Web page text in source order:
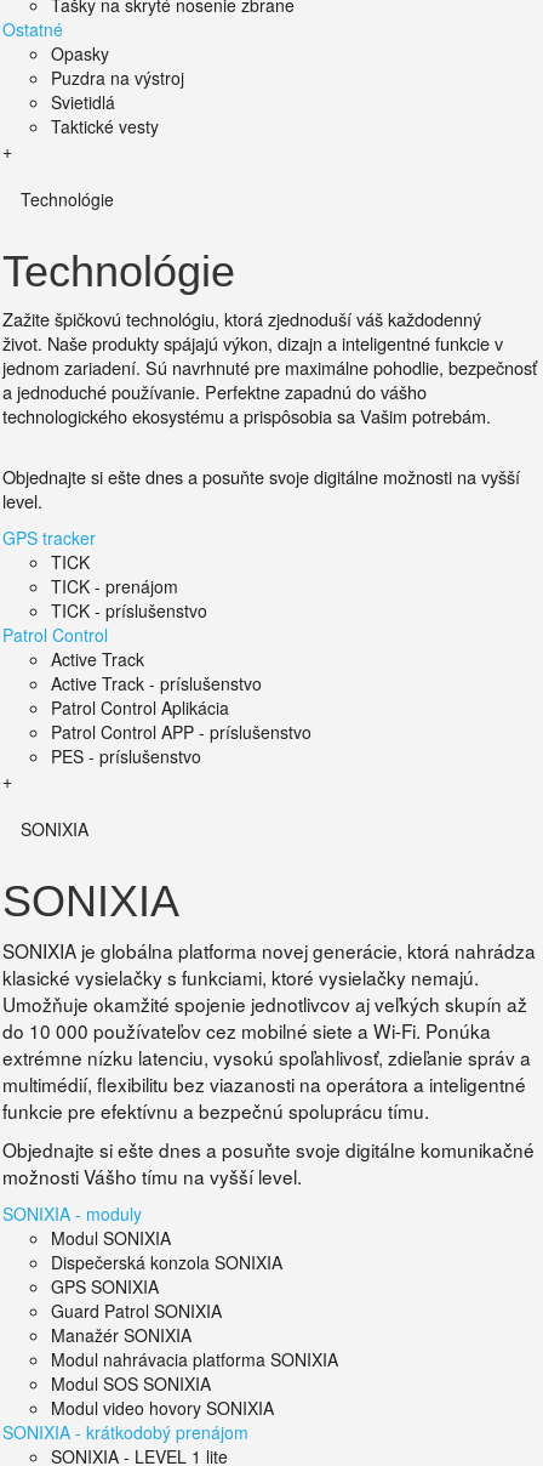
Tašky na skryté nosenie zbrane
Ostatné
Opasky
Puzdra na výstroj
Svietidlá
Taktické vesty
+
Technológie
Technológie
Zažite špičkovú technológiu, ktorá zjednoduší váš každodenný
život. Naše produkty spájajú výkon, dizajn a inteligentné funkcie v
jednom zariadení. Sú navrhnuté pre maximálne pohodlie, bezpečnosť
a jednoduché používanie. Perfektne zapadnú do vášho
technologického ekosystému a prispôsobia sa Vašim potrebám.
Objednajte si ešte dnes a posuňte svoje digitálne možnosti na vyšší
level.
GPS tracker
TICK
TICK - prenájom
TICK - príslušenstvo
Patrol Control
Active Track
Active Track - príslušenstvo
Patrol Control Aplikácia
Patrol Control APP - príslušenstvo
PES - príslušenstvo
+
SONIXIA
SONIXIA
SONIXIA je globálna platforma novej generácie, ktorá nahrádza
klasické vysielačky s funkciami, ktoré vysielačky nemajú.
Umožňuje okamžité spojenie jednotlivcov aj veľkých skupín až
do 10 000 používateľov cez mobilné siete a Wi-Fi. Ponúka
extrémne nízku latenciu, vysokú spoľahlivosť, zdieľanie správ a
multimédií, flexibilitu bez viazanosti na operátora a inteligentné
funkcie pre efektívnu a bezpečnú spoluprácu tímu.
Objednajte si ešte dnes a posuňte svoje digitálne komunikačné
možnosti Vášho tímu na vyšší level.
SONIXIA - moduly
Modul SONIXIA
Dispečerská konzola SONIXIA
GPS SONIXIA
Guard Patrol SONIXIA
Manažér SONIXIA
Modul nahrávacia platforma SONIXIA
Modul SOS SONIXIA
Modul video hovory SONIXIA
SONIXIA - krátkodobý prenájom
SONIXIA - LEVEL 1 lite